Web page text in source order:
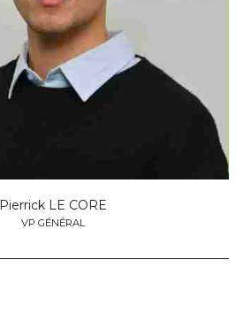
Pierrick LE CORE
VP GÉNÉRAL